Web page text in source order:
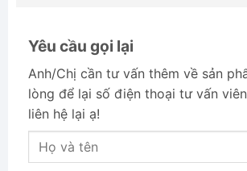
Yêu cầu gọi lại
Anh/Chị cần tư vấn thêm về sản
lòng để lại số điện thoại tư vấn
liên hệ lại ạ!